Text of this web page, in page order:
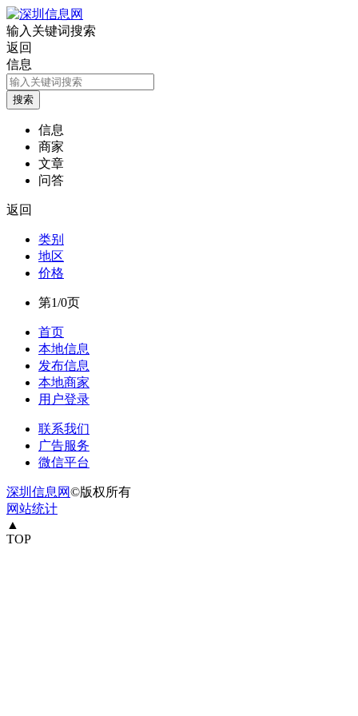
输入关键词搜索
返回
信息
信息
商家
文章
问答
返回
类别
地区
价格
第1/0页
首页
本地信息
发布信息
本地商家
用户登录
联系我们
广告服务
微信平台
深圳信息网©版权所有
网站统计
▲
TOP